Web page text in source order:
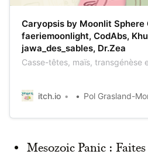
Caryopsis by Moonlit Sphere
faeriemoonlight, CodAbs,
jawa_des_sables, Dr.Zea
Casse-têtes, maïs, transgénèse
itch.io Pol Grasland-
Mesozoic Panic :